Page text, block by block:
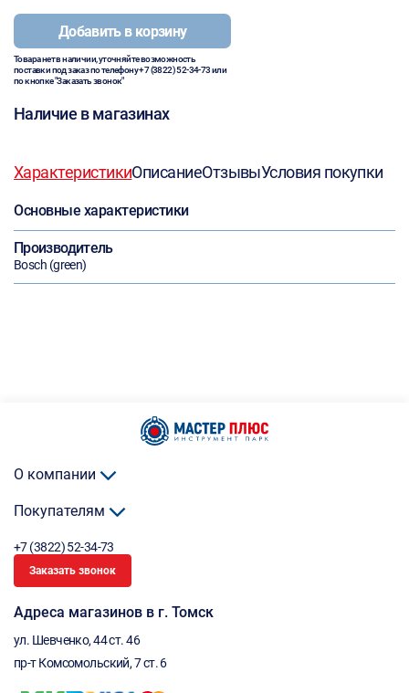
Добавить в корзину
Товара нет в наличии, уточняйте возможность
поставки под заказ по телефону+7 (3822) 52-34-73или
по кнопке "Заказать звонок"
Наличие в магазинах
ХарактеристикиОписаниеОтзывыУсловия покупки
Основные характеристики
Производитель
Bosch (green)
О компании
Покупателям
+7 (3822) 52-34-73
Заказать звонок
Адреса магазинов в г. Томск
ул. Шевченко, 44 ст. 46
пр-т Комсомольский, 7 ст. 6